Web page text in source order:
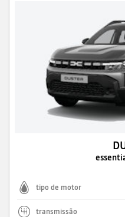
tipo de motor
transmissão